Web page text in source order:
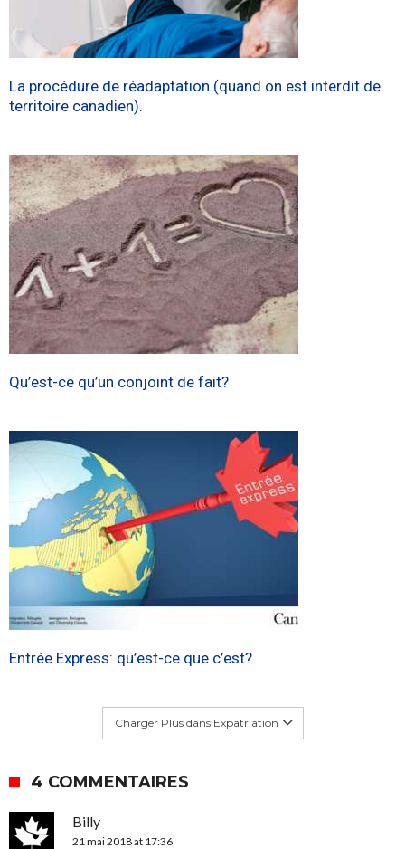
La procédure de réadaptation (quand on est interdit de
territoire canadien).
Qu’est-ce qu’un conjoint de fait?
Entrée Express: qu’est-ce que c’est?
Charger Plus dans Expatriation
4 COMMENTAIRES
Billy
21 mai 2018 at 17:36